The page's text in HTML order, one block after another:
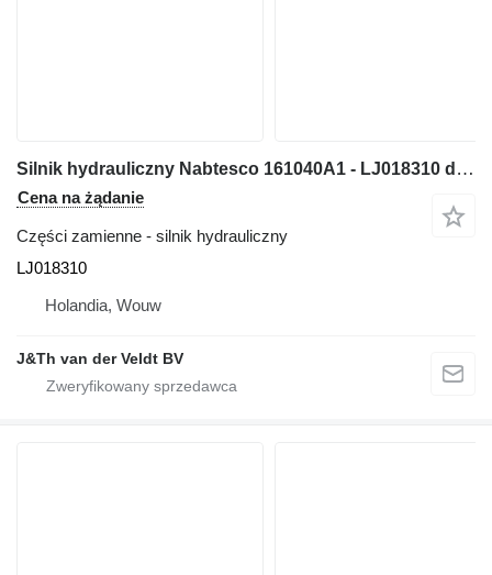
Silnik hydrauliczny Nabtesco 161040A1 - LJ018310 do maszyn budowlanych CX130B CX130C
Cena na żądanie
Części zamienne - silnik hydrauliczny
LJ018310
Holandia, Wouw
J&Th van der Veldt BV